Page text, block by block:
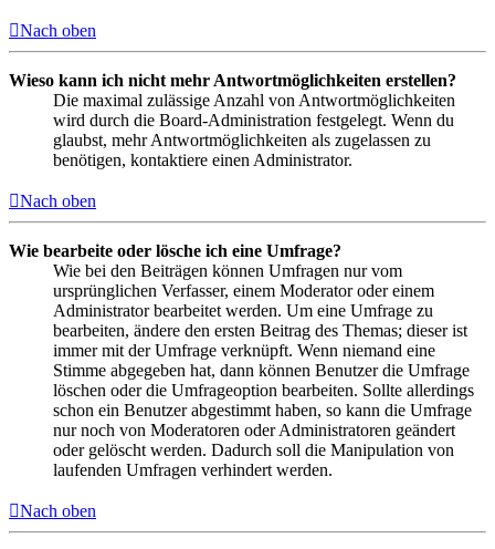
Nach oben
Wieso kann ich nicht mehr Antwortmöglichkeiten erstellen?
Die maximal zulässige Anzahl von Antwortmöglichkeiten
wird durch die Board-Administration festgelegt. Wenn du
glaubst, mehr Antwortmöglichkeiten als zugelassen zu
benötigen, kontaktiere einen Administrator.
Nach oben
Wie bearbeite oder lösche ich eine Umfrage?
Wie bei den Beiträgen können Umfragen nur vom
ursprünglichen Verfasser, einem Moderator oder einem
Administrator bearbeitet werden. Um eine Umfrage zu
bearbeiten, ändere den ersten Beitrag des Themas; dieser ist
immer mit der Umfrage verknüpft. Wenn niemand eine
Stimme abgegeben hat, dann können Benutzer die Umfrage
löschen oder die Umfrageoption bearbeiten. Sollte allerdings
schon ein Benutzer abgestimmt haben, so kann die Umfrage
nur noch von Moderatoren oder Administratoren geändert
oder gelöscht werden. Dadurch soll die Manipulation von
laufenden Umfragen verhindert werden.
Nach oben